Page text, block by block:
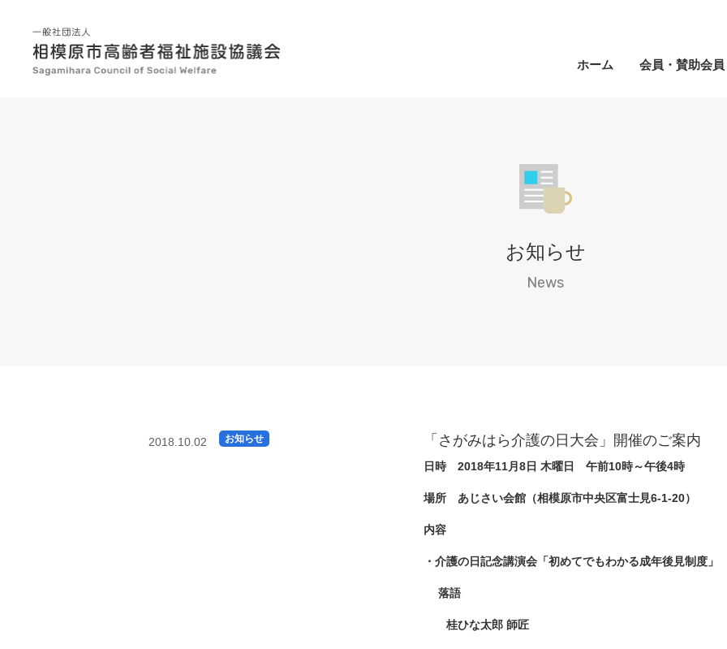
ホーム 会員・賛助会員
お知らせ
News
2018.10.02 お知らせ 「さがみはら介護の日大会」開催のご案内
日時 2018年11月8日 木曜日 午前10時～午後4時
場所 あじさい会館（相模原市中央区富士見6-1-20）
内容
・介護の日記念講演会「初めてでもわかる成年後見制度」
落語
桂ひな太郎 師匠